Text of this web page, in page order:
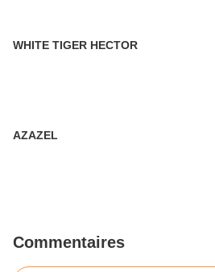
WHITE TIGER HECTOR
AZAZEL
Commentaires